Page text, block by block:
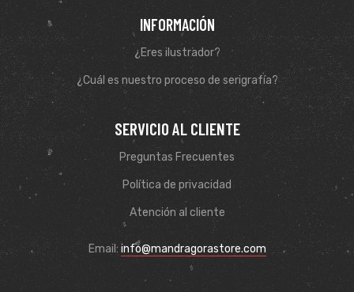
INFORMACIÓN
¿Eres ilustrador?
¿Cuál es nuestro proceso de serigrafía?
SERVICIO AL CLIENTE
Preguntas Frecuentes
Política de privacidad
Atención al cliente
Email: info@mandragorastore.com